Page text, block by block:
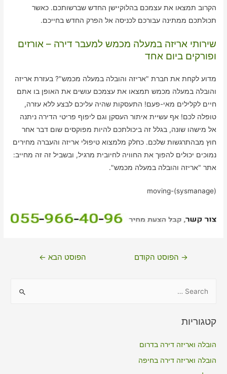
הקרוב תמצאו את עצמכם בהלוקיישן החדש שברשותכם. כאשר
תכולתכם ממתינה עבורכם לכניסה אל הפרק החדש בחייכם.
שירותי אריזה במעלה מכמש למעבר דירה – אורזים
ופורקים ביום אחד
מדוע לקחת את חברת "אריזה והובלה במעלה מכמש"? בעזרת אריזה
והובלה במעלה מכמש תמצאו את עצמכם עושים את האופן בו אתם
חיים לקלילים מאי-פעם! התעסקות שהיה עליכם לבצע ללא עזרה,
טופלה לכם! אף עשיית איתור העסקן וגם ליפוף פריטי הדירה ניתנה
אל מישהו שונה, בגלל זה ביכולתכם להיות מפוקסים שום דבר אחר
חוץ מבהתרגשות שלכם. כחלק מלמצוא טיפולי אריזה והעברה מחירים
נמוכים יכולים להפוך את החוויה לחיובית מרגיל, ובשביל זה זה מחייב:
אתר "אריזה והובלה במעלה מכמש".
moving-(sysmanage)
ניווט→ הפוסט הקודם הפוסט הבא ←
r
קטגוריות
הובלה ואריזה דירה בדרום
הובלה ואריזה דירה בחיפה